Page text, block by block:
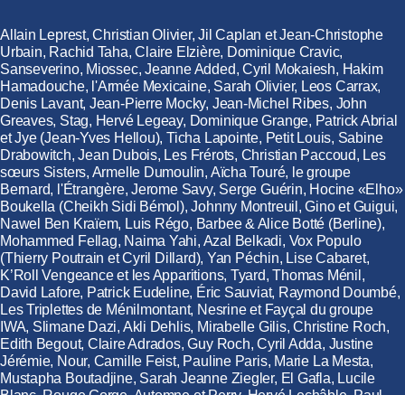
Allain Leprest, Christian Olivier, Jil Caplan et Jean-Christophe
Urbain, Rachid Taha, Claire Elzière, Dominique Cravic,
Sanseverino, Miossec, Jeanne Added, Cyril Mokaiesh, Hakim
Hamadouche, l'Armée Mexicaine, Sarah Olivier, Leos Carrax,
Denis Lavant, Jean-Pierre Mocky, Jean-Michel Ribes, John
Greaves, Stag, Hervé Legeay, Dominique Grange, Patrick Abrial
et Jye (Jean-Yves Hellou), Ticha Lapointe, Petit Louis, Sabine
Drabowitch, Jean Dubois, Les Frérots, Christian Paccoud, Les
sœurs Sisters, Armelle Dumoulin, Aïcha Touré, le groupe
Bernard, l'Étrangère, Jerome Savy, Serge Guérin, Hocine «Elho»
Boukella (Cheikh Sidi Bémol), Johnny Montreuil, Gino et Guigui,
Nawel Ben Kraïem, Luis Régo, Barbee & Alice Botté (Berline),
Mohammed Fellag, Naima Yahi, Azal Belkadi, Vox Populo
(Thierry Poutrain et Cyril Dillard), Yan Péchin, Lise Cabaret,
K’Roll Vengeance et les Apparitions, Tyard, Thomas Ménil,
David Lafore, Patrick Eudeline, Éric Sauviat, Raymond Doumbé,
Les Triplettes de Ménilmontant, Nesrine et Fayçal du groupe
IWA, Slimane Dazi, Akli Dehlis, Mirabelle Gilis, Christine Roch,
Edith Begout, Claire Adrados, Guy Roch, Cyril Adda, Justine
Jérémie, Nour, Camille Feist, Pauline Paris, Marie La Mesta,
Mustapha Boutadjine, Sarah Jeanne Ziegler, El Gafla, Lucile